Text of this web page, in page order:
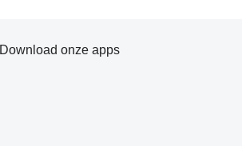
Download onze apps